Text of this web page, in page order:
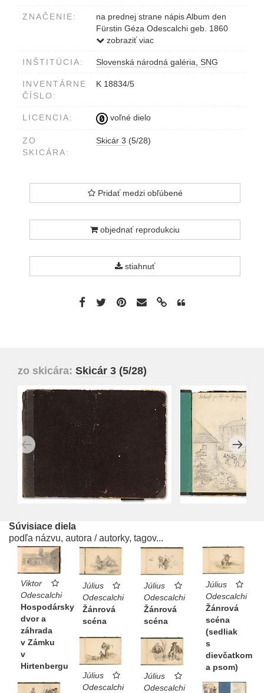
ZNAČENIE:
na prednej strane nápis Album den
Fürstin Géza Odescalchi geb. 1860
gest. 1927 Gräfin Etelka Andrássy aus
Nápis vpravo dole Galgócz 1880
zobraziť viac
INŠTITÚCIA: Slovenská národná galéria, SNG
INVENTÁRNE
ČÍSLO:
K 18834/5
LICENCIA: voľné dielo
ZO
SKICÁRA:
Skicár 3 (5/28)
Pridať medzi obľúbené
objednať reprodukciu
stiahnuť
zo skicára: Skicár 3 (5/28)
Súvisiace diela
podľa názvu, autora / autorky, tagov...
Viktor
Odescalchi
Hospodársky
dvor a
záhrada
v Zámku
v
Hirtenbergu
Július
Odescalchi
Žánrová
scéna
Július
Odescalchi
Žánrová
scéna
Július
Odescalchi
Žánrová
scéna
(sedliak
s
dievčatkom
a psom)
Július
Odescalchi
Július
Odescalchi